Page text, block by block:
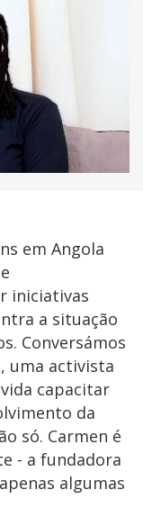
em Angola
iniciativas
a situação
Conversámos
uma activista
capacitar
da
só. Carmen é
- a fundadora
algumas